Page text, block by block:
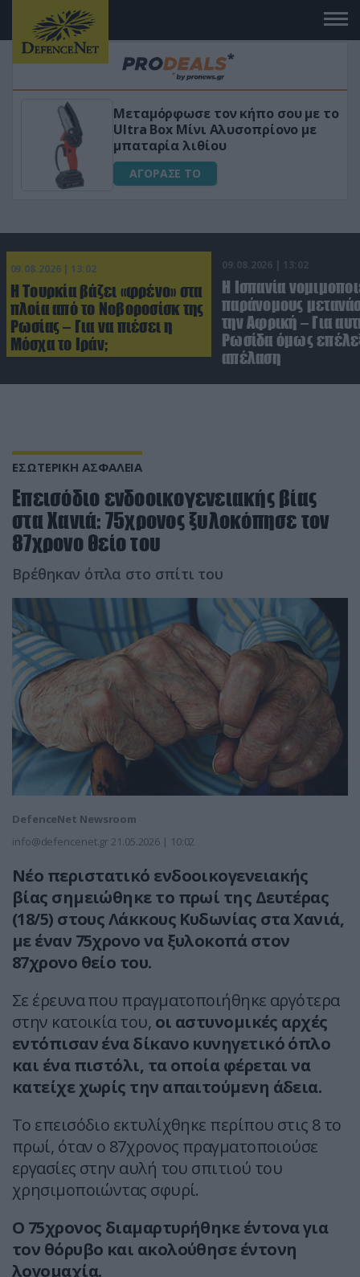
«Μαγική» φόρμουλα τριβόλι + VIP
για αύξηση της λίμπιντο
ΑΓΟΡΑΣΕ ΤΟ
09.08.2026 | 13:02
Η Τουρκία βάζει «φρένο» στα
πλοία από το Νοβοροσίσκ της
Ρωσίας – Για να πιέσει η
Μόσχα το Ιράν;
09.08.2026 | 13:02
Η Ισπανία
παράνομους
την Αφρική – Για
Ρωσίδα όμως
απέλαση
ΕΣΩΤΕΡΙΚΗ ΑΣΦΑΛΕΙΑ
Επεισόδιο ενδοοικογενειακής βίας
στα Χανιά: 75χρονος ξυλοκόπησε τον
87χρονο θείο του
Βρέθηκαν όπλα στο σπίτι του
DefenceNet Newsroom
info@defencenet.gr 21.05.2026 | 10:02
Νέο περιστατικό ενδοοικογενειακής
βίας σημειώθηκε το πρωί της Δευτέρας
(18/5) στους Λάκκους Κυδωνίας στα Χανιά,
με έναν 75χρονο να ξυλοκοπά στον
87χρονο θείο του.
Σε έρευνα που πραγματοποιήθηκε αργότερα
στην κατοικία του, οι αστυνομικές αρχές
εντόπισαν ένα δίκανο κυνηγετικό όπλο
και ένα πιστόλι, τα οποία φέρεται να
κατείχε χωρίς την απαιτούμενη άδεια.
Το επεισόδιο εκτυλίχθηκε περίπου στις 8 το
πρωί, όταν ο 87χρονος πραγματοποιούσε
εργασίες στην αυλή του σπιτιού του
χρησιμοποιώντας σφυρί.
Ο 75χρονος διαμαρτυρήθηκε έντονα για
τον θόρυβο και ακολούθησε έντονη
λογομαχία.